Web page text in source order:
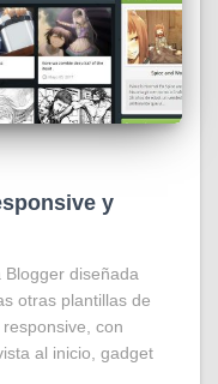
y
diseñada
otras plantillas de
con
al inicio, gadget